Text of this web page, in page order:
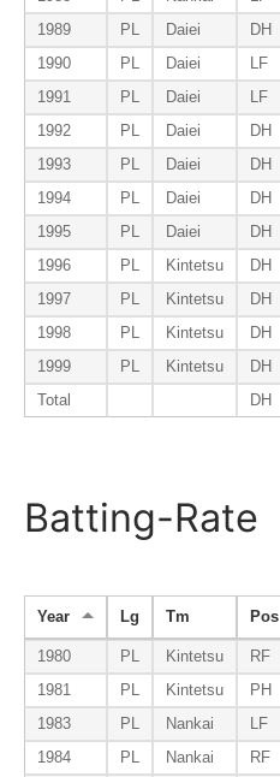
1989
PL Daiei DH
1990
PL Daiei LF
1991
PL Daiei LF
1992
PL Daiei DH
1993
PL Daiei DH
1994
PL Daiei DH
1995
PL Daiei DH
1996
PL Kintetsu DH
1997
PL Kintetsu DH
1998
PL Kintetsu DH
1999
PL Kintetsu DH
Total
DH
Batting-Rate
Year Lg Tm Pos
1980 PL Kintetsu RF
1981
PL Kintetsu PH
1983
PL Nankai LF
1984
PL Nankai RF